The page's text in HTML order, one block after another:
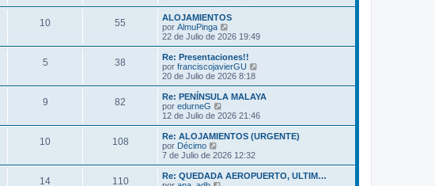
e
n
s
a
j
e
m
o
e
n
s
a
j
e
r
ú
l
t
m
o
m
e
s
a
j
e
10 55
ALOJAMIENTOS
por AlmuPinga
e
r
ú
l
t
m
o
m
e
s
j
e
22 de Julio de 2026 19:49
5 38
Re: Presentaciones!!
por franciscojavierGU
r
ú
t
m
o
s
20 de Julio de 2026 8:18
9 82
Re: PENÍNSULA MALAYA
por edurneG
e
r
ú
t
m
o
12 de Julio de 2026 21:46
10 108
Re: ALOJAMIENTOS (URGENTE)
por Décimo
e
r
ú
l
7 de Julio de 2026 12:32
14 110
Re: QUEDADA AEROPUERTO, ULTIM…